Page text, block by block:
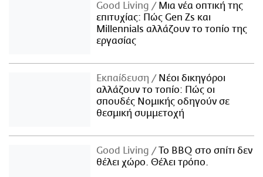
Good Living
Μια νέα οπτική της
επιτυχίας: Πώς Gen Zs και
Millennials αλλάζουν το τοπίο της
εργασίας
Εκπαίδευση
Νέοι δικηγόροι
αλλάζουν το τοπίο: Πώς οι
σπουδές Νομικής οδηγούν σε
θεσμική συμμετοχή
Good Living
Το BBQ στο σπίτι δεν
θέλει χώρο. Θέλει τρόπο.